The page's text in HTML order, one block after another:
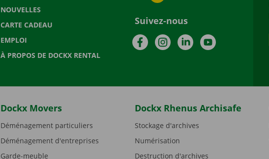
NOUVELLES
CARTE CADEAU
EMPLOI
À PROPOS DE DOCKX RENTAL
Suivez-nous
FacebookInstagramLinkedInYouTube
Dockx Movers
Déménagement particuliers
Déménagement d'entreprises
Garde-meuble
Dockx Rhenus Archisafe
Stockage d'archives
Numérisation
Destruction d'archives